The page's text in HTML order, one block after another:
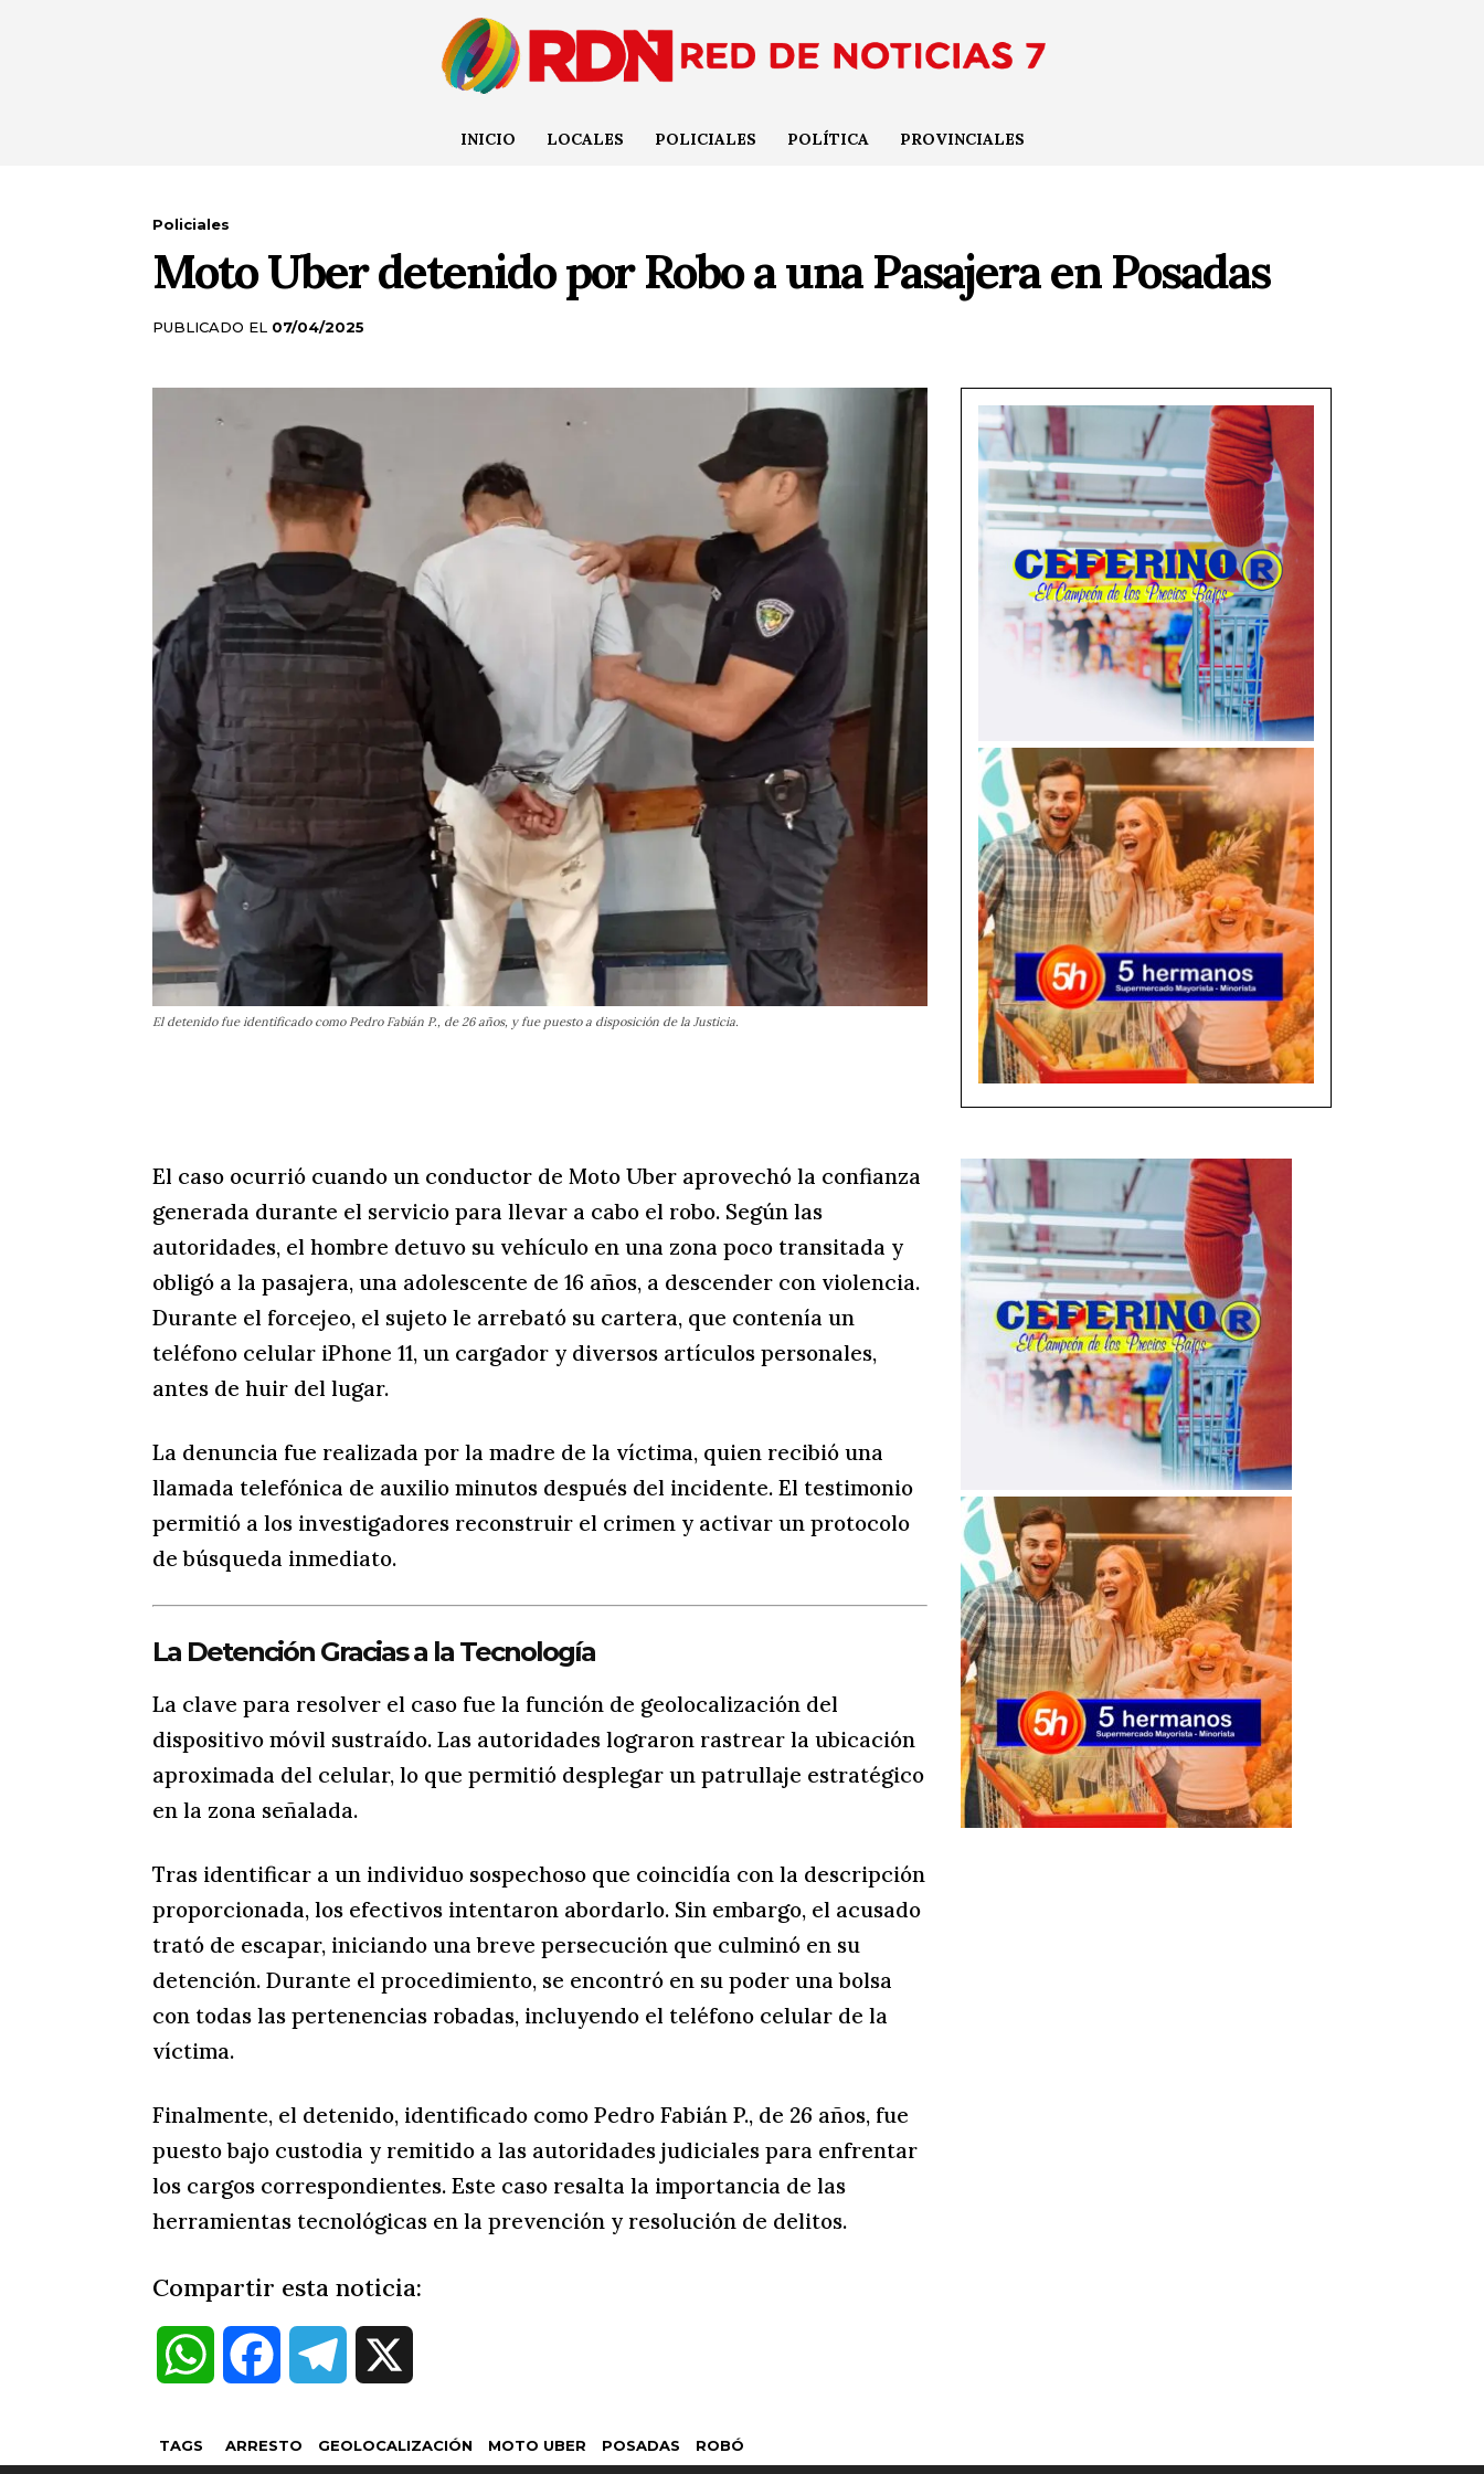
INICIO LOCALES POLICIALES POLÍTICA PROVINCIALES
Policiales
Moto Uber detenido por Robo a una Pasajera en Posadas
PUBLICADO EL 07/04/2025
El detenido fue identificado como Pedro Fabián P., de 26 años, y fue puesto a disposición de la Justicia.
El caso ocurrió cuando un conductor de Moto Uber aprovechó la confianza
generada durante el servicio para llevar a cabo el robo. Según las
autoridades, el hombre detuvo su vehículo en una zona poco transitada y
obligó a la pasajera, una adolescente de 16 años, a descender con violencia.
Durante el forcejeo, el sujeto le arrebató su cartera, que contenía un
teléfono celular iPhone 11, un cargador y diversos artículos personales,
antes de huir del lugar.
La denuncia fue realizada por la madre de la víctima, quien recibió una
llamada telefónica de auxilio minutos después del incidente. El testimonio
permitió a los investigadores reconstruir el crimen y activar un protocolo
de búsqueda inmediato.
La Detención Gracias a la Tecnología
La clave para resolver el caso fue la función de geolocalización del
dispositivo móvil sustraído. Las autoridades lograron rastrear la ubicación
aproximada del celular, lo que permitió desplegar un patrullaje estratégico
en la zona señalada.
Tras identificar a un individuo sospechoso que coincidía con la descripción
proporcionada, los efectivos intentaron abordarlo. Sin embargo, el acusado
trató de escapar, iniciando una breve persecución que culminó en su
detención. Durante el procedimiento, se encontró en su poder una bolsa
con todas las pertenencias robadas, incluyendo el teléfono celular de la
víctima.
Finalmente, el detenido, identificado como Pedro Fabián P., de 26 años, fue
puesto bajo custodia y remitido a las autoridades judiciales para enfrentar
los cargos correspondientes. Este caso resalta la importancia de las
herramientas tecnológicas en la prevención y resolución de delitos.
Compartir esta noticia:
W
a c l
TAGS ARRESTO GEOLOCALIZACIÓN MOTO UBER POSADAS ROBÓ